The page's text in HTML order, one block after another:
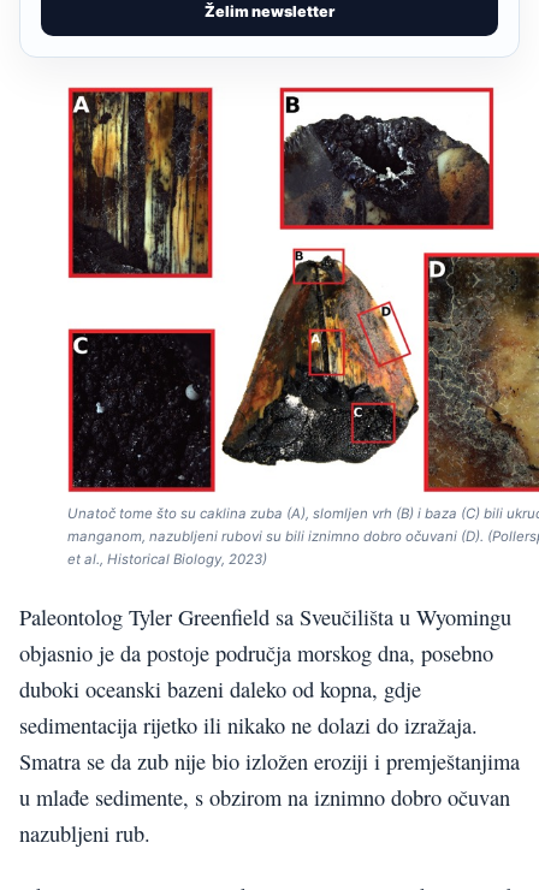
Želim newsletter
Unatoč tome što su caklina zuba (A), slomljen vrh (B) i baza (C) bili
manganom, nazubljeni rubovi su bili iznimno dobro očuvani (D).
et al., Historical Biology, 2023)
Paleontolog Tyler Greenfield sa Sveučilišta u Wyomingu
objasnio je da postoje područja morskog dna, posebno
duboki oceanski bazeni daleko od kopna, gdje
sedimentacija rijetko ili nikako ne dolazi do izražaja.
Smatra se da zub nije bio izložen eroziji i premještanjima
u mlađe sedimente, s obzirom na iznimno dobro očuvan
nazubljeni rub.